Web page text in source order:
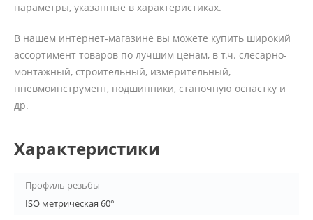
параметры, указанные в характеристиках.
В нашем интернет-магазине вы можете купить широкий
ассортимент товаров по лучшим ценам, в т.ч. слесарно-
монтажный, строительный, измерительный,
пневмоинструмент, подшипники, станочную оснастку и
др.
Характеристики
Профиль резьбы
ISO метрическая 60°